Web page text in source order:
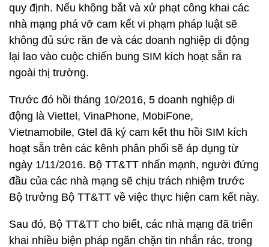
quy định. Nếu không bắt và xử phạt công khai các
nhà mạng phá vỡ cam kết vi phạm pháp luật sẽ
không đủ sức răn đe và các doanh nghiệp di động
lại lao vào cuộc chiến bung SIM kích hoạt sẵn ra
ngoài thị trường.
Trước đó hồi tháng 10/2016, 5 doanh nghiệp di
động là Viettel, VinaPhone, MobiFone,
Vietnamobile, Gtel đã ký cam kết thu hồi SIM kích
hoạt sẵn trên các kênh phân phối sẽ áp dụng từ
ngày 1/11/2016. Bộ TT&TT nhấn mạnh, người đứng
đầu của các nhà mạng sẽ chịu trách nhiệm trước
Bộ trưởng Bộ TT&TT về việc thực hiện cam kết này.
Sau đó, Bộ TT&TT cho biết, các nhà mạng đã triển
khai nhiều biện pháp ngăn chặn tin nhắn rác, trong